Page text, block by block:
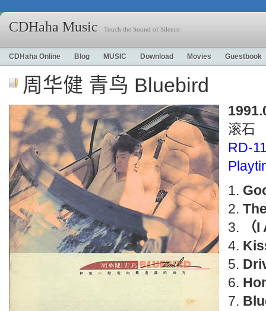
CDHaha Music Touch the Sound of Silence
CDHaha Online Blog MUSIC Download Movies Guestbook
周华健 青鸟 Bluebird
滚石
RD-